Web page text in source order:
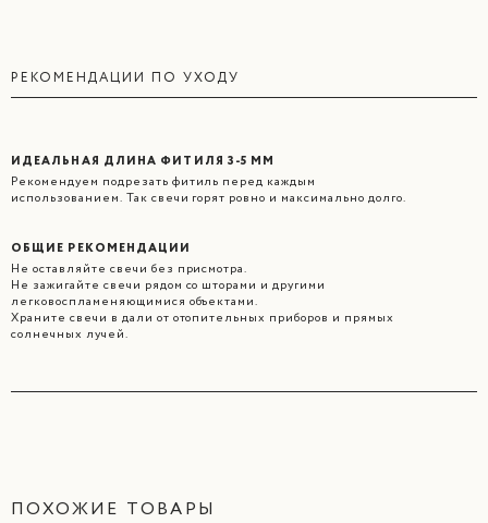
РЕКОМЕНДАЦИИ ПО УХОДУ
ИДЕАЛЬНАЯ ДЛИНА ФИТИЛЯ 3-5 ММ
Рекомендуем подрезать фитиль перед каждым
использованием. Так свечи горят ровно и максимально долго.
ОБЩИЕ РЕКОМЕНДАЦИИ
Не оставляйте свечи без присмотра.
Не зажигайте свечи рядом со шторами и другими
легковоспламеняющимися объектами.
Храните свечи в дали от отопительных приборов и прямых
солнечных лучей.
ПОХОЖИЕ ТОВАРЫ